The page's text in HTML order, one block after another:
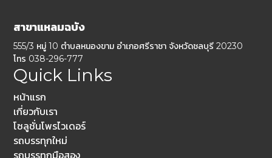
สาขาแหลมฉบัง
555/3 หมู่ 10 ตำบลหนองขาม อำเภอศรีราชา จังหวัดชลบุรี 20230
โทร 038-296-777
Quick Links
หน้าแรก
เกี่ยวกับเรา
โซลูชั่นโพรไวเดอร์
รถบรรทุกใหม่
รถบรรทุกมือสอง